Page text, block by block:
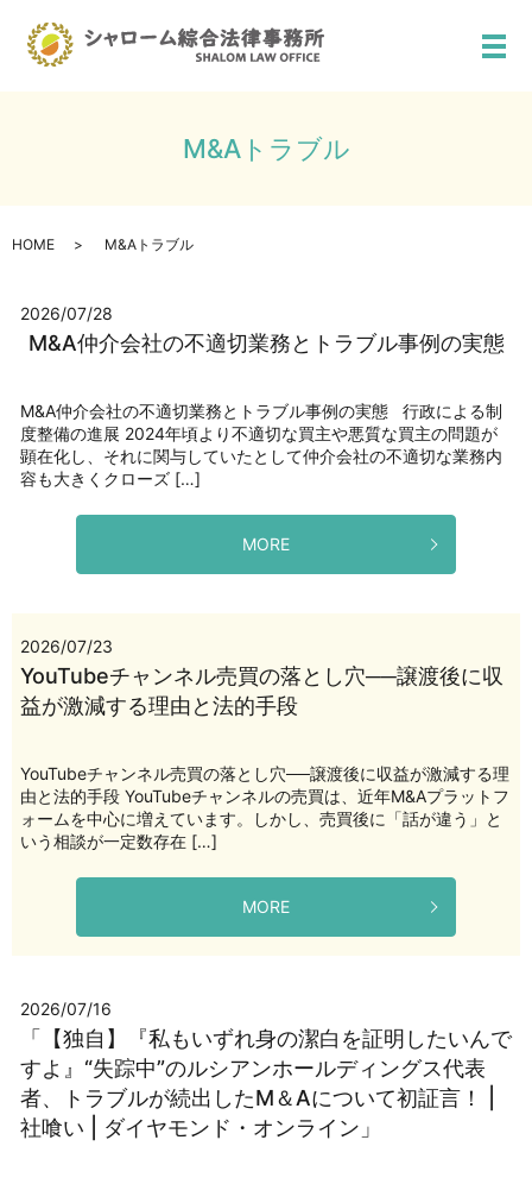
メ
M&Aトラブル
HOME M&Aトラブル
2026/07/28
M&A仲介会社の不適切業務とトラブル事例の実態
M&A仲介会社の不適切業務とトラブル事例の実態 行政による制
度整備の進展 2024年頃より不適切な買主や悪質な買主の問題が
顕在化し、それに関与していたとして仲介会社の不適切な業務内
容も大きくクローズ […]
MORE
2026/07/23
YouTubeチャンネル売買の落とし穴──譲渡後に収
益が激減する理由と法的手段
YouTubeチャンネル売買の落とし穴──譲渡後に収益が激減する理
由と法的手段 YouTubeチャンネルの売買は、近年M&Aプラットフ
ォームを中心に増えています。しかし、売買後に「話が違う」と
いう相談が一定数存在 […]
MORE
2026/07/16
「【独自】『私もいずれ身の潔白を証明したいんで
すよ』“失踪中”のルシアンホールディングス代表
者、トラブルが続出したM＆Aについて初証言！ |
社喰い | ダイヤモンド・オンライン」